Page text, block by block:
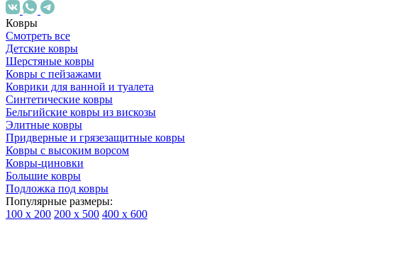
Ковры
Смотреть все
Детские ковры
Шерстяные ковры
Ковры с пейзажами
Коврики для ванной и туалета
Синтетические ковры
Бельгийские ковры из вискозы
Элитные ковры
Придверные и грязезащитные ковры
Ковры с высоким ворсом
Ковры-циновки
Большие ковры
Подложка под ковры
Популярные размеры:
100 х 200 200 х 500 400 х 600